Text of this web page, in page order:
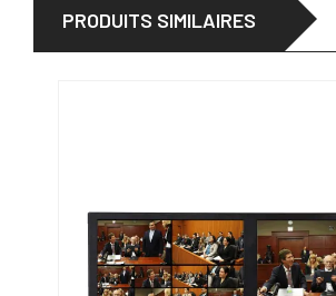
PRODUITS SIMILAIRES